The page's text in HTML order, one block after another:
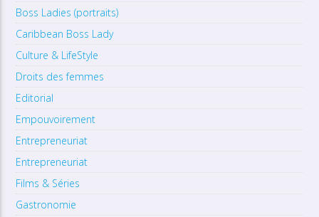
Boss Ladies (portraits)
Caribbean Boss Lady
Culture & LifeStyle
Droits des femmes
Editorial
Empouvoirement
Entrepreneuriat
Entrepreneuriat
Films & Séries
Gastronomie